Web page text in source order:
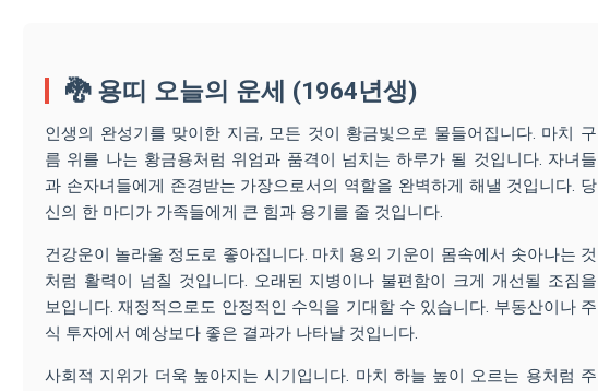
🐉 용띠 오늘의 운세 (1964년생)
인생의 완성기를 맞이한 지금, 모든 것이 황금빛으로 물들어집니다. 마치 구
름 위를 나는 황금용처럼 위엄과 품격이 넘치는 하루가 될 것입니다. 자녀들
과 손자녀들에게 존경받는 가장으로서의 역할을 완벽하게 해낼 것입니다. 당
신의 한 마디가 가족들에게 큰 힘과 용기를 줄 것입니다.
건강운이 놀라울 정도로 좋아집니다. 마치 용의 기운이 몸속에서 솟아나는 것
처럼 활력이 넘칠 것입니다. 오래된 지병이나 불편함이 크게 개선될 조짐을
보입니다. 재정적으로도 안정적인 수익을 기대할 수 있습니다. 부동산이나 주
식 투자에서 예상보다 좋은 결과가 나타날 것입니다.
사회적 지위가 더욱 높아지는 시기입니다. 마치 하늘 높이 오르는 용처럼 주